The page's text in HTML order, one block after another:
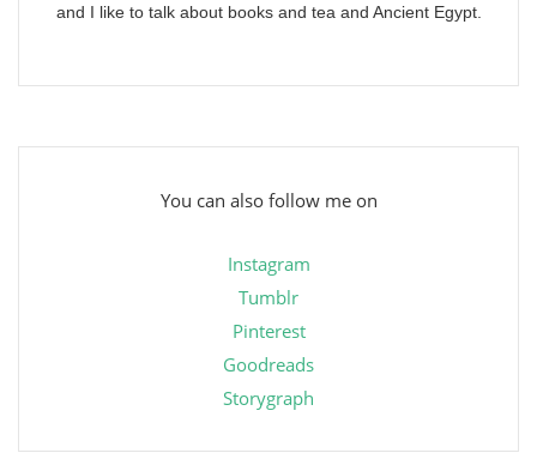
and I like to talk about books and tea and Ancient Egypt.
You can also follow me on
Instagram
Tumblr
Pinterest
Goodreads
Storygraph